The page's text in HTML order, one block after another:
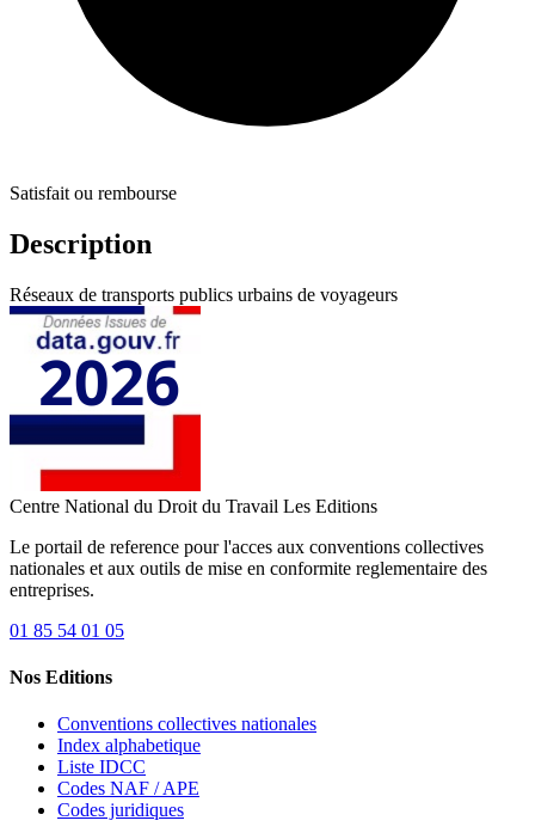
Satisfait ou rembourse
Description
Réseaux de transports publics urbains de voyageurs
Centre National du Droit du Travail Les Editions
Le portail de reference pour l'acces aux conventions collectives
nationales et aux outils de mise en conformite reglementaire des
entreprises.
01 85 54 01 05
Nos Editions
Conventions collectives nationales
Index alphabetique
Liste IDCC
Codes NAF / APE
Codes juridiques